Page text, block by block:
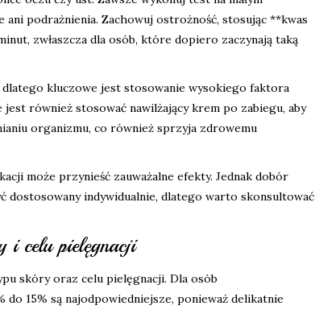
podrażnienia. Zachowuj ostrożność, stosując **kwas
zwłaszcza dla osób, które dopiero zaczynają taką
dlatego kluczowe jest stosowanie wysokiego faktora
również stosować nawilżający krem po zabiegu, aby
organizmu, co również sprzyja zdrowemu
może przynieść zauważalne efekty. Jednak dobór
indywidualnie, dlatego warto skonsultować
i celu pielęgnacji
skóry oraz celu pielęgnacji. Dla osób
15% są najodpowiedniejsze, ponieważ delikatnie